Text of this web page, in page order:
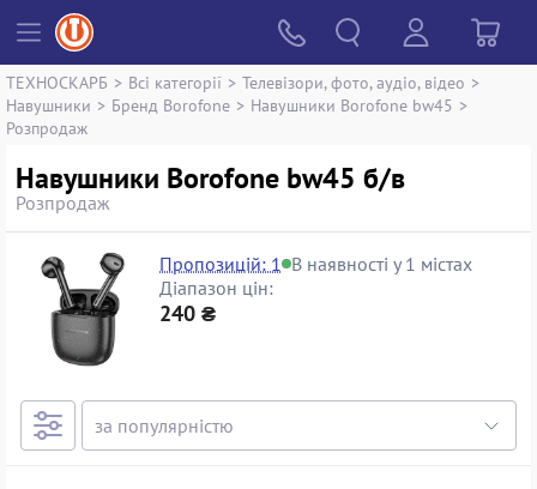
ТЕХНОСКАРБ > Всі категорії > Телевізори, фото, аудіо, відео >
Навушники > Бренд Borofone > Навушники Borofone bw45 >
Розпродаж
Навушники Borofone bw45 б/в
Розпродаж
Пропозицій: 1 В наявності у 1 містах
Діапазон цін:
240 ₴